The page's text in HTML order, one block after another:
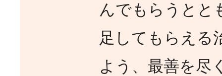
んでもらうとと
足してもらえる
よう、最善を尽